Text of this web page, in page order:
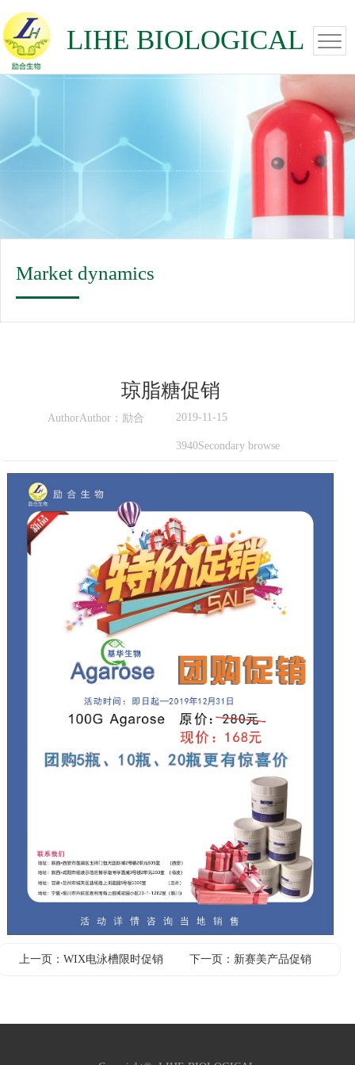
LIHE BIOLOGICAL
Market dynamics
琼脂糖促销
AuthorAuthor：励合 2019-11-15
3940Secondary browse
上一页： WIX电泳槽限时促销 下一页： 新赛美产品促销